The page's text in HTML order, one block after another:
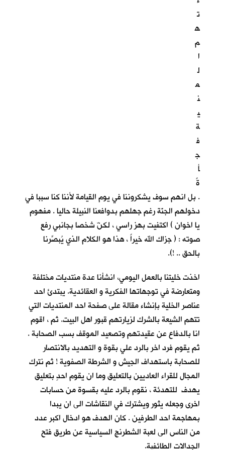
ت
ه
م
ا
ل
م
ن
ي
ة
ف
ج
أ
ةً
. بل انهم سوف يشكروننا في يوم القيامة لأننا كنا سببا في
دخولهم الجنّة رغم جهلهم بدوافعنا النبيلة حاليا . مفهوم
يا اخوان ) اكتفيت بهز راسي ، لكنّ شخصا بجانبي رفع
صوته : ( جزاك الله خيراً ، هذا هو الكلام الذي يُبصِّرنا
بالحق .. !).
اخذت خليتنا بالعمل اليومي، انشأنا عدة منتديات مختلفة
ومتعارضة في توجهاتها الفكرية و العقائدية. يبتدئ احد
عناصر الخلية بإنشاء مقالة على صفحة احد المنتديات التي
تتهم الشيعة بالشرك لزيارتهم قبور اهل البيت. ثم ، اقوم
انا بالدفاع عن عقيدتهم وتصعيد الموقف بسب الصحابة .
ثم يقوم فرد اخر بالرد علي بقوة و التهديد بالانتصار
للصحابة باستهداف الجيش و الشرطة الصفوية ! ثم نترك
المجال للقراء العاديين بالتعليق وما ان يقوم احدٍ بتعليق
يهدف للتهدئة ، نقوم بالرد عليه بقسوة من حسابات
اخرى وجعله يثور ويشترك في النقاشات الى ان يبدا
بمهاجمة احد الطرفين . كان الهدف هو ادخال اكبر عدد
من الناس الى لعبة الشطرنج السياسية عن طريق فتح
الجدالات الطائفية.